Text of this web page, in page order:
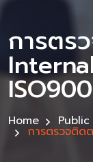
การตร
Home
การตรวจติด